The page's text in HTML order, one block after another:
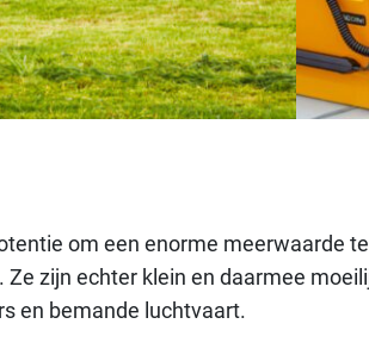
om een enorme meerwaarde
zijn echter klein en daarmee
en bemande luchtvaart.